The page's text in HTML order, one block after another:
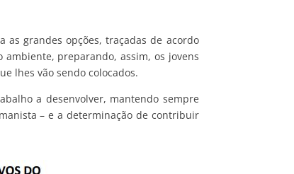
as grandes opções, traçadas de acordo
preparando, assim, os jovens
lhes vão sendo colocados.
a desenvolver, mantendo sempre
– e a determinação de contribuir